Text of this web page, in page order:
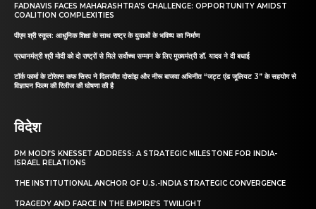
FADNAVIS FACES MAHARASHTRA’S CHALLENGE: OPPORTUNITY AMIDST
COALITION COMPLEXITIES
पीएम श्री स्कूल: आधुनिक शिक्षा के साथ राष्ट्र के युवाओं के भविष्य का निर्माण
प्रधानमंत्री श्री मोदी को दो राष्ट्रों से मिले सर्वोच्च सम्मान के लिए मुख्यमंत्री डॉ. यादव ने दी बधाई
टॉर्क फार्मा के टोरेक्स कफ सिरप ने दिलजीत दोसांझ और नीरू बाजवा अभिनीत “जट्ट एंड जूलियट 3” के सहयोग से
विज्ञापन फिल्म की रिलीज की घोषणा की है
विदेश
PM MODI’S KNESSET ADDRESS: A STRATEGIC MILESTONE FOR INDIA-
ISRAEL RELATIONS
THE INSTITUTIONAL ANCHOR OF U.S.-INDIA STRATEGIC CONVERGENCE
TRAGEDY AND FARCE IN THE EMPIRE’S TWILIGHT